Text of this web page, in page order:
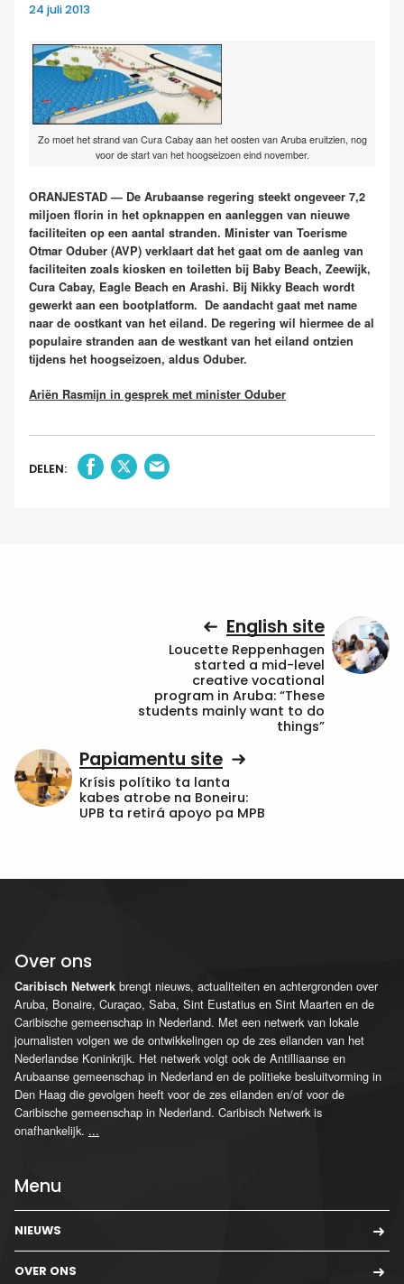
24 juli 2013
Zo moet het strand van Cura Cabay aan het oosten van Aruba eruitzien, nog
voor de start van het hoogseizoen eind november.
ORANJESTAD — De Arubaanse regering steekt ongeveer 7,2
miljoen florin in het opknappen en aanleggen van nieuwe
faciliteiten op een aantal stranden. Minister van Toerisme
Otmar Oduber (AVP) verklaart dat het gaat om de aanleg van
faciliteiten zoals kiosken en toiletten bij Baby Beach, Zeewijk,
Cura Cabay, Eagle Beach en Arashi. Bij Nikky Beach wordt
gewerkt aan een bootplatform. De aandacht gaat met name
naar de oostkant van het eiland. De regering wil hiermee de al
populaire stranden aan de westkant van het eiland ontzien
tijdens het hoogseizoen, aldus Oduber.
Ariën Rasmijn in gesprek met minister Oduber
DELEN:
English site
Loucette Reppenhagen
started a mid-level
creative vocational
program in Aruba: “These
students mainly want to do
things”
Papiamentu site
Krísis polítiko ta lanta
kabes atrobe na Boneiru:
UPB ta retirá apoyo pa MPB
Over ons
Caribisch Netwerk brengt nieuws, actualiteiten en achtergronden over
Aruba, Bonaire, Curaçao, Saba, Sint Eustatius en Sint Maarten en de
Caribische gemeenschap in Nederland. Met een netwerk van lokale
journalisten volgen we de ontwikkelingen op de zes eilanden van het
Nederlandse Koninkrijk. Het netwerk volgt ook de Antilliaanse en
Arubaanse gemeenschap in Nederland en de politieke besluitvorming in
Den Haag die gevolgen heeft voor de zes eilanden en/of voor de
Caribische gemeenschap in Nederland. Caribisch Netwerk is
onafhankelijk. ...
Menu
NIEUWS
OVER ONS